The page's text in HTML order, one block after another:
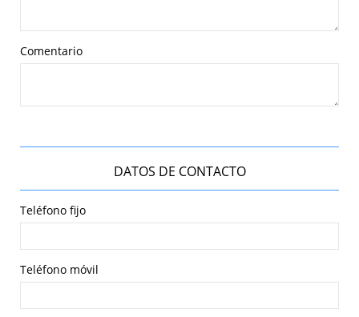
Comentario
DATOS DE CONTACTO
Teléfono fijo
Teléfono móvil